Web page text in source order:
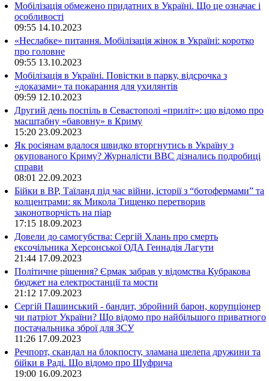
Мобілізація обмежено придатних в Україні. Що це означає і
особливості
09:55 14.10.2023
«Неслабке» питання. Мобілізація жінок в Україні: коротко
про головне
09:55 13.10.2023
Мобілізація в Україні. Повістки в парку, відсрочка з
«доказами» та покарання для ухилянтів
09:59 12.10.2023
Другий день поспіль в Севастополі «приліт»: що відомо про
масштабну «бавовну» в Криму
15:20 23.09.2023
Як росіянам вдалося швидко вторгнутись в Україну з
окупованого Криму? Журналісти ВВС дізнались подробиці
справи
08:01 22.09.2023
Бійки в ВР, Таїланд під час війни, історії з “ботофермами” та
колцентрами: як Микола Тищенко перетворив
законотворчість на піар
17:15 18.09.2023
Довели до самогубства: Сергій Хлань про смерть
ексочільника Херсонської ОДА Геннадія Лагути
21:44 17.09.2023
Політичне рішення? Єрмак забрав у відомства Кубракова
бюджет на електростанції та мости
21:12 17.09.2023
Сергій Пашинський - бандит, збройний барон, корупціонер
чи патріот України? Що відомо про найбільшого приватного
постачальника зброї для ЗСУ
11:26 17.09.2023
Речпорт, скандал на блокпосту, зламана щелепа дружини та
бійки в Раді. Що відомо про Шуфрича
19:00 16.09.2023